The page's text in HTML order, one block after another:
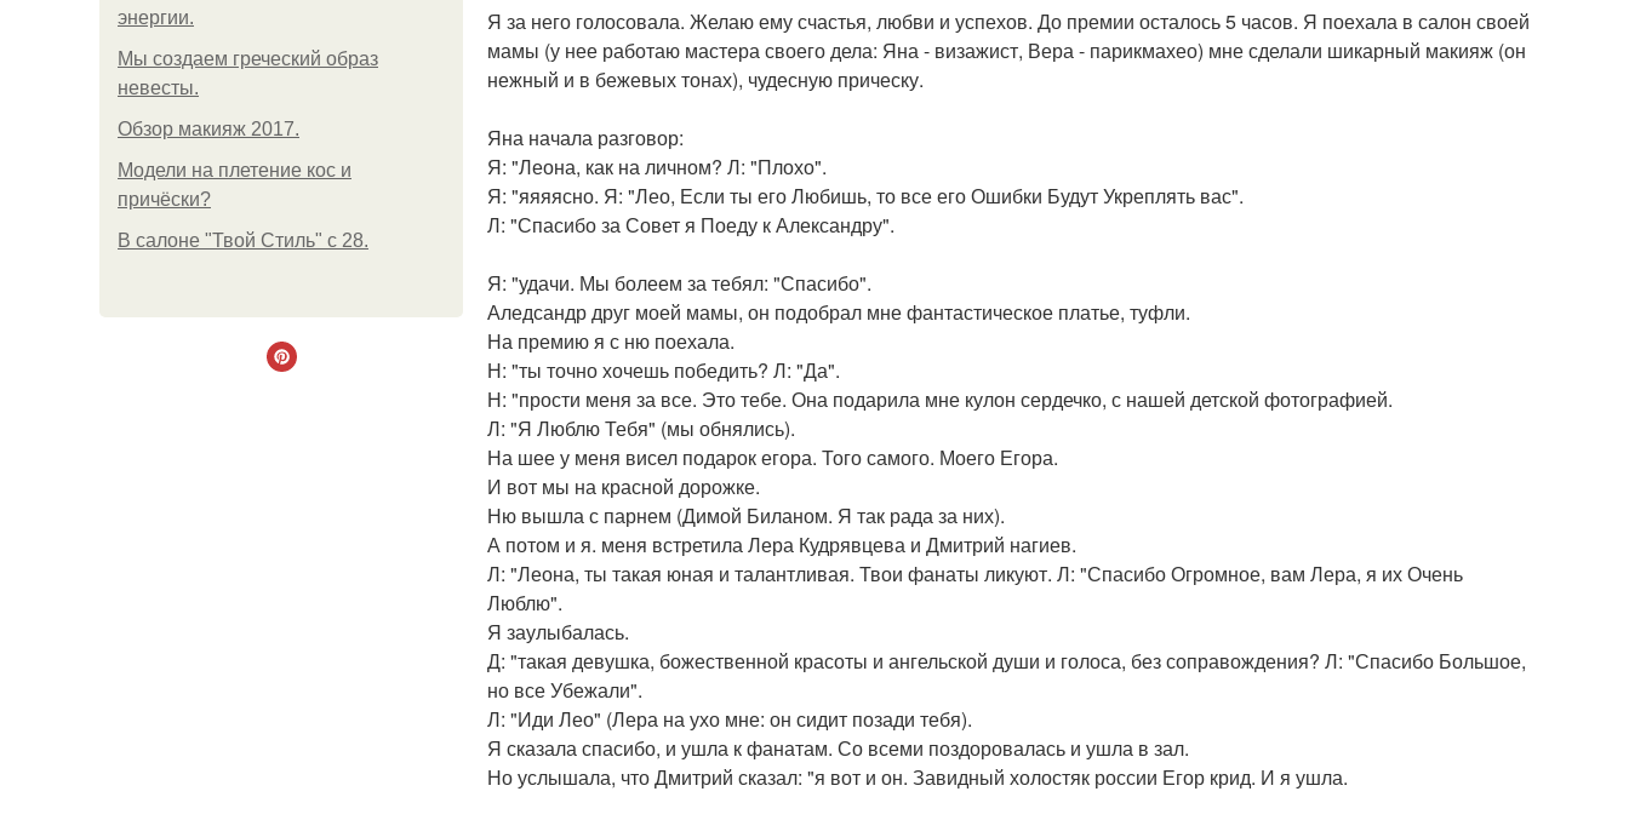
энергии.
Мы создаем греческий образ
невесты.
Обзор макияж 2017.
Модели на плетение кос и
причёски?
В салоне "Твой Стиль" с 28.
Я за него голосовала. Желаю ему счастья, любви и успехов. До премии осталось 5 часов. Я поехала в салон своей
мамы (у нее работаю мастера своего дела: Яна - визажист, Вера - парикмахео) мне сделали шикарный макияж (он
нежный и в бежевых тонах), чудесную прическу.
Яна начала разговор:
Я: "Леона, как на личном? Л: "Плохо".
Я: "яяяясно. Я: "Лео, Если ты его Любишь, то все его Ошибки Будут Укреплять вас".
Л: "Спасибо за Совет я Поеду к Александру".
Я: "удачи. Мы болеем за тебял: "Спасибо".
Аледсандр друг моей мамы, он подобрал мне фантастическое платье, туфли.
На премию я с ню поехала.
Н: "ты точно хочешь победить? Л: "Да".
Н: "прости меня за все. Это тебе. Она подарила мне кулон сердечко, с нашей детской фотографией.
Л: "Я Люблю Тебя" (мы обнялись).
На шее у меня висел подарок егора. Того самого. Моего Егора.
И вот мы на красной дорожке.
Ню вышла с парнем (Димой Биланом. Я так рада за них).
А потом и я. меня встретила Лера Кудрявцева и Дмитрий нагиев.
Л: "Леона, ты такая юная и талантливая. Твои фанаты ликуют. Л: "Спасибо Огромное, вам Лера, я их Очень
Люблю".
Я заулыбалась.
Д: "такая девушка, божественной красоты и ангельской души и голоса, без соправождения? Л: "Спасибо Большое,
но все Убежали".
Л: "Иди Лео" (Лера на ухо мне: он сидит позади тебя).
Я сказала спасибо, и ушла к фанатам. Со всеми поздоровалась и ушла в зал.
Но услышала, что Дмитрий сказал: "я вот и он. Завидный холостяк россии Егор крид. И я ушла.